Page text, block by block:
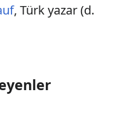
, Türk yazar (d.